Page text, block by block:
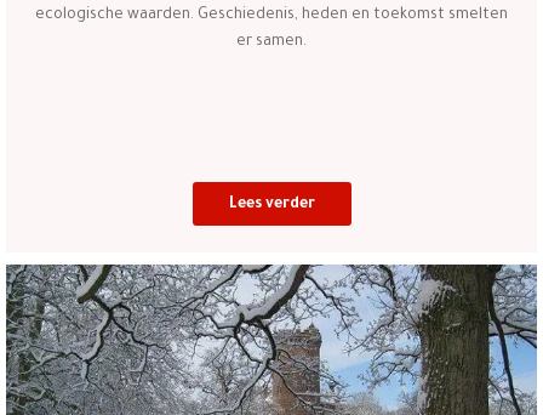
ecologische waarden. Geschiedenis, heden en toekomst smelten
er samen.
Lees verder